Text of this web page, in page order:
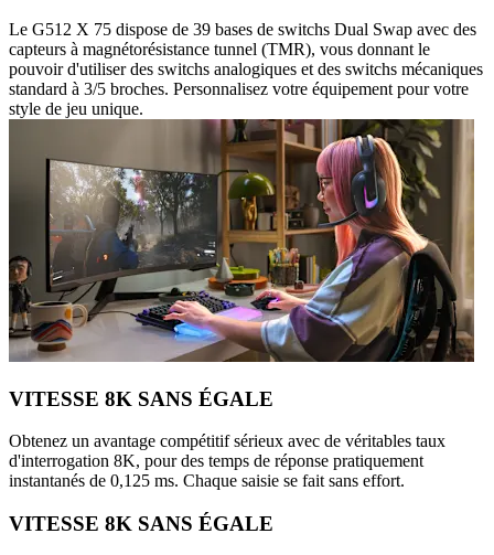
Le G512 X 75 dispose de 39 bases de switchs Dual Swap avec des
capteurs à magnétorésistance tunnel (TMR), vous donnant le
pouvoir d'utiliser des switchs analogiques et des switchs mécaniques
standard à 3/5 broches. Personnalisez votre équipement pour votre
style de jeu unique.
VITESSE 8K SANS ÉGALE
Obtenez un avantage compétitif sérieux avec de véritables taux
d'interrogation 8K, pour des temps de réponse pratiquement
instantanés de 0,125 ms. Chaque saisie se fait sans effort.
VITESSE 8K SANS ÉGALE